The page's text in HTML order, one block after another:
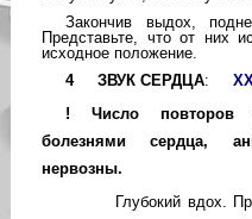
Закончив выдох,
Представьте, что от них
исходное положение.
4 ЗВУК СЕРДЦА:
!
Число повторов
болезнями сердца,
нервозны.
Глубокий вдох.